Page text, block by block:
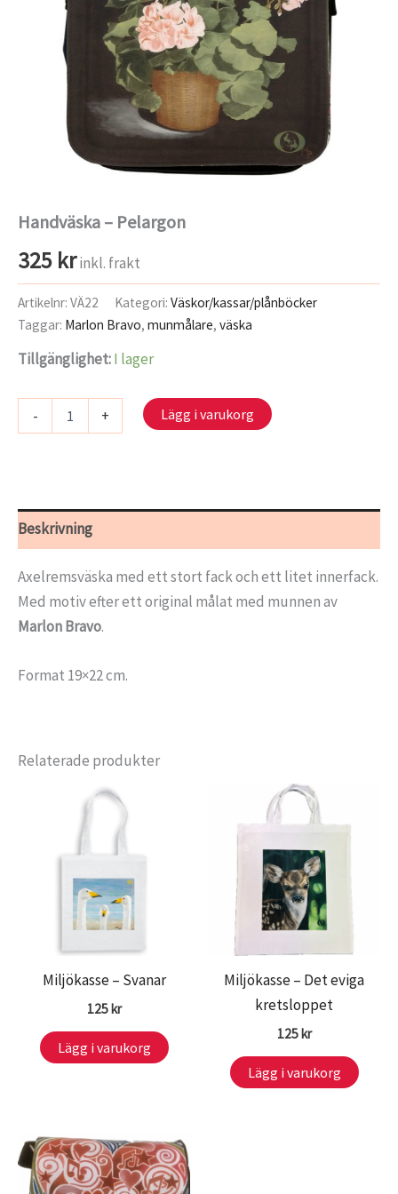
Handväska – Pelargon
325 krinkl. frakt
Artikelnr: VÄ22 Kategori: Väskor/kassar/plånböcker
Taggar: Marlon Bravo, munmålare, väska
Tillgänglighet:I lager
- + Lägg i varukorg
Beskrivning
Axelremsväska med ett stort fack och ett litet innerfack.
Med motiv efter ett original målat med munnen av
Marlon Bravo.
Format 19×22 cm.
Relaterade produkter
Miljökasse – Svanar
125kr
Lägg i varukorg
Miljökasse – Det eviga
kretsloppet
125kr
Lägg i varukorg